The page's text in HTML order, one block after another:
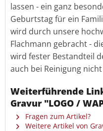
lassen - ein ganz
Geburtstag für ein
wird durch unsere
Flachmann gebracht -
wird fester Bestandteil
auch bei Reinigung
Weiterführende
Gravur "LOGO /
Fragen zum Artikel?
Weitere Artikel von